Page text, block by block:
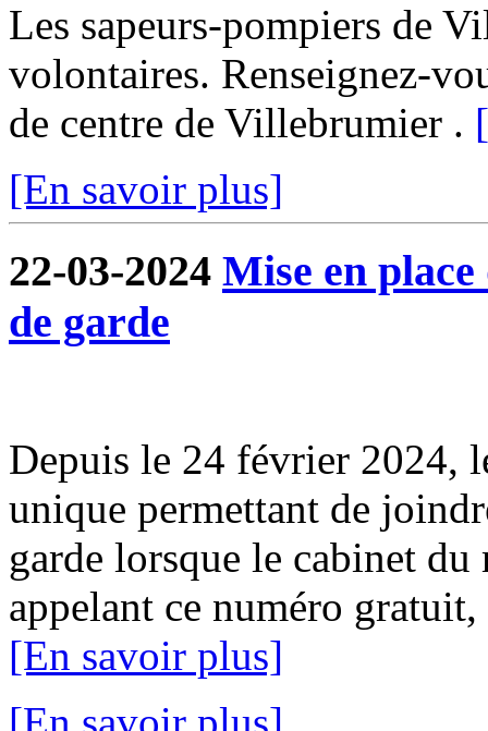
Les sapeurs-pompiers de
volontaires. Renseignez-
de centre de Villebrumier .
[En savoir plus]
22-03-2024 Mise en
de garde
Depuis le 24 février 2024,
unique permettant de
garde lorsque le cabinet
appelant ce numéro
[En savoir plus]
[En savoir plus]